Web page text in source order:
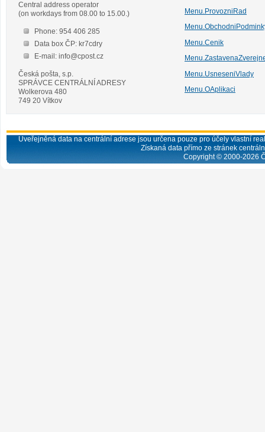
Central address operator
(on workdays from 08.00 to 15.00.)
Phone: 954 406 285
Data box ČP: kr7cdry
E-mail: info@cpost.cz
Česká pošta, s.p.
SPRÁVCE CENTRÁLNÍ ADRESY
Wolkerova 480
749 20 Vítkov
Menu.ProvozniRad
Menu.Cenik
Menu.UsneseniVlady
Menu.OAplikaci
Uveřejněná data na centrální adrese jsou určena pouze pro účely vlastní
Získaná data přímo ze stránek
Copyright © 2000-2026